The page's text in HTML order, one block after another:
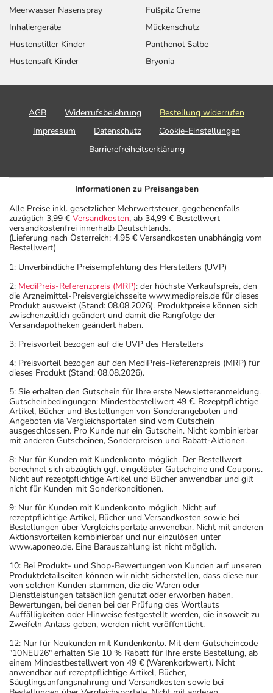
Meerwasser Nasenspray
Inhaliergeräte
Hustenstiller Kinder
Hustensaft Kinder
Fußpilz Creme
Mückenschutz
Panthenol Salbe
Bryonia
AGB Widerrufsbelehrung
Bestellung widerrufen
Impressum
Datenschutz
Cookie-Einstellungen
Barrierefreiheitserklärung
Informationen zu Preisangaben
Alle Preise inkl. gesetzlicher Mehrwertsteuer, gegebenenfalls
zuzüglich 3,99 € Versandkosten, ab 34,99 € Bestellwert
versandkostenfrei innerhalb Deutschlands.
(Lieferung nach Österreich: 4,95 € Versandkosten unabhängig vom
Bestellwert)
1: Unverbindliche Preisempfehlung des Herstellers (UVP)
2: MediPreis-Referenzpreis (MRP): der höchste Verkaufspreis, den
die Arzneimittel-Preisvergleichsseite www.medipreis.de für dieses
Produkt ausweist (Stand: 08.08.2026). Produktpreise können sich
zwischenzeitlich geändert und damit die Rangfolge der
Versandapotheken geändert haben.
3: Preisvorteil bezogen auf die UVP des Herstellers
4: Preisvorteil bezogen auf den MediPreis-Referenzpreis (MRP) für
dieses Produkt (Stand: 08.08.2026).
5: Sie erhalten den Gutschein für Ihre erste Newsletteranmeldung.
Gutscheinbedingungen: Mindestbestellwert 49 €. Rezeptpflichtige
Artikel, Bücher und Bestellungen von Sonderangeboten und
Angeboten via Vergleichsportalen sind vom Gutschein
ausgeschlossen. Pro Kunde nur ein Gutschein. Nicht kombinierbar
mit anderen Gutscheinen, Sonderpreisen und Rabatt-Aktionen.
8: Nur für Kunden mit Kundenkonto möglich. Der Bestellwert
berechnet sich abzüglich ggf. eingelöster Gutscheine und Coupons.
Nicht auf rezeptpflichtige Artikel und Bücher anwendbar und gilt
nicht für Kunden mit Sonderkonditionen.
9: Nur für Kunden mit Kundenkonto möglich. Nicht auf
rezeptpflichtige Artikel, Bücher und Versandkosten sowie bei
Bestellungen über Vergleichsportale anwendbar. Nicht mit anderen
Aktionsvorteilen kombinierbar und nur einzulösen unter
www.aponeo.de. Eine Barauszahlung ist nicht möglich.
10: Bei Produkt- und Shop-Bewertungen von Kunden auf unseren
Produktdetailseiten können wir nicht sicherstellen, dass diese nur
von solchen Kunden stammen, die die Waren oder
Dienstleistungen tatsächlich genutzt oder erworben haben.
Bewertungen, bei denen bei der Prüfung des Wortlauts
Auffälligkeiten oder Hinweise festgestellt werden, die insoweit zu
Zweifeln Anlass geben, werden nicht veröffentlicht.
12: Nur für Neukunden mit Kundenkonto. Mit dem Gutscheincode
"10NEU26" erhalten Sie 10 % Rabatt für Ihre erste Bestellung, ab
einem Mindestbestellwert von 49 € (Warenkorbwert). Nicht
anwendbar auf rezeptpflichtige Artikel, Bücher,
Säuglingsanfangsnahrung und Versandkosten sowie bei